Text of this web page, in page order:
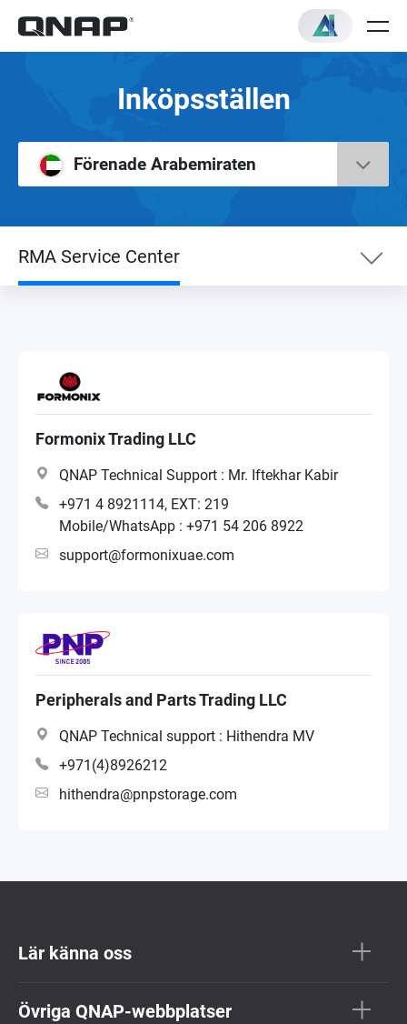
Inköpsställen
Förenade Arabemiraten
RMA Service Center
RMA Service Center
sub distributer
Distributör
Återförsäljare
Formonix Trading LLC
QNAP Technical Support : Mr. Iftekhar Kabir
+971 4 8921114, EXT: 219
Mobile/WhatsApp : +971 54 206 8922
support@formonixuae.com
Peripherals and Parts Trading LLC
QNAP Technical support : Hithendra MV
+971(4)8926212
hithendra@pnpstorage.com
Lär känna oss
Övriga QNAP-webbplatser